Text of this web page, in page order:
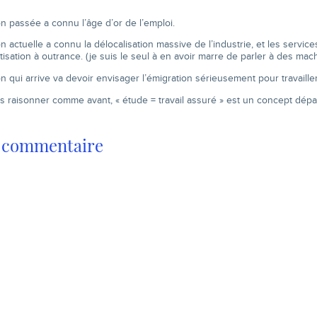
passée a connu l’âge d’or de l’emploi.
actuelle a connu la délocalisation massive de l’industrie, et les
à outrance. (je suis le seul à en avoir marre de parler à des
qui arrive va devoir envisager l’émigration sérieusement pour
raisonner comme avant, « étude = travail assuré » est un concept